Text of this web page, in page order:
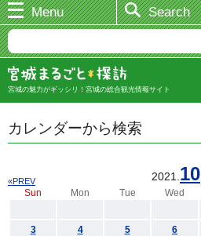
Menu Search
宮城の魅力がギッシリ！宮城の総合観光情報サイト
カレンダーから検索
2021. 10
«PREV
Sun Mon Tue Wed
3
4 5 6